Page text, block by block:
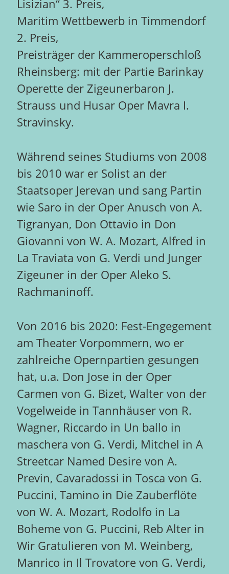
Lisizian‘‘ 3. Preis,
Maritim Wettbewerb in Timmendorf
2. Preis,
Preisträger der Kammeroperschloß
Rheinsberg: mit der Partie Barinkay
Operette der Zigeunerbaron J.
Strauss und Husar Oper Mavra I.
Stravinsky.
Während seines Studiums von 2008
bis 2010 war er Solist an der
Staatsoper Jerevan und sang Partin
wie Saro in der Oper Anusch von A.
Tigranyan, Don Ottavio in Don
Giovanni von W. A. Mozart, Alfred in
La Traviata von G. Verdi und Junger
Zigeuner in der Oper Aleko S.
Rachmaninoff.
Von 2016 bis 2020: Fest-Engegement
am Theater Vorpommern, wo er
zahlreiche Opernpartien gesungen
hat, u.a. Don Jose in der Oper
Carmen von G. Bizet, Walter von der
Vogelweide in Tannhäuser von R.
Wagner, Riccardo in Un ballo in
maschera von G. Verdi, Mitchel in A
Streetcar Named Desire von A.
Previn, Cavaradossi in Tosca von G.
Puccini, Tamino in Die Zauberflöte
von W. A. Mozart, Rodolfo in La
Boheme von G. Puccini, Reb Alter in
Wir Gratulieren von M. Weinberg,
Manrico in Il Trovatore von G. Verdi,